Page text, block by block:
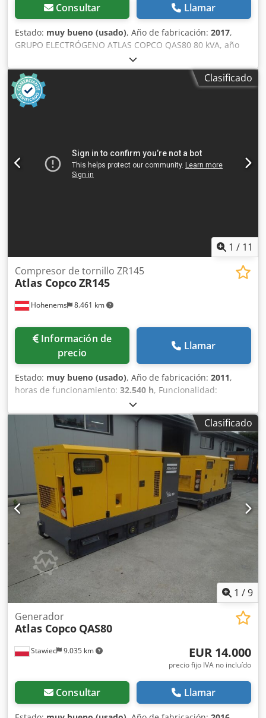
Consultar Llamar
Estado: muy bueno (usado), Año de fabricación: 2017,
GRUPO ELECTRÓGENO ATLAS COPCO QAS80 80 kVA, año
2017, revisado. Datos técnicos: Dodozdc Evjpfx Aftsck
Potencia: 80 kVA (64 kW); Año de fabricación: 2017; Motor:
PERKINS. Horas de funcionamiento: 2870. El grupo
electrógeno está en perfecto estado de funcionamiento.
Precio neto: 59 500 PLN. Precio bruto: 73 185 PLN.
Clasificado
1 / 11
Hohenems 8.461 km
Compresor de tornillo ZR145
Atlas CopcoZR145
Información de
precio
Llamar
Estado: muy bueno (usado), Año de fabricación: 2011,
horas de funcionamiento: 32.540 h, Funcionalidad:
, Compresor de tornillo exento de
aceite 145 kW 8,60 bar 21,70 m3/min Dcsdjy Hr Ndopfx
Aftek Año de fabricación: 2011 Horas de funcionamiento:
Clasificado
1 /9
Stawiec 9.035 km
Generador
Atlas Copco QAS80
EUR 14.000
precio fijo IVA no incluído
Consultar Llamar